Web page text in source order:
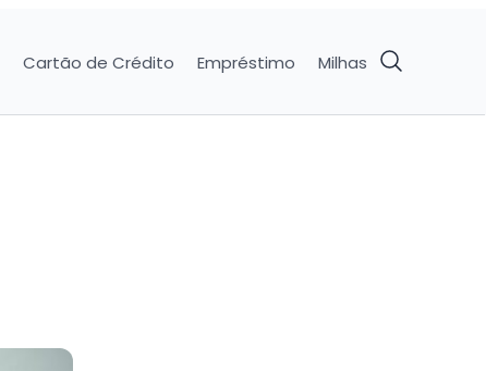
Cartão de Crédito Empréstimo Milhas